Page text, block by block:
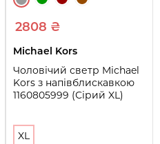
2808 ₴
Michael Kors
Чоловічий светр Michael
Kors з напівблискавкою
1160805999 (Сірий XL)
XL